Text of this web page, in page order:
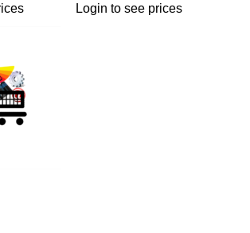
Login to see prices